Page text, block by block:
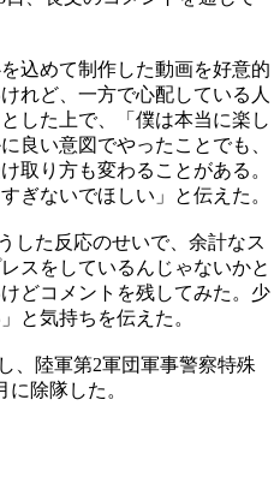
込めて制作した動画を好意的
れど、一方で心配している人
した上で、「僕は本当に楽し
良い意図でやったことでも、
取り方も変わることがある。
ぎないでほしい」と伝えた。
した反応のせいで、余計なス
スをしているんじゃないかと
どコメントを残してみた。少
と気持ちを伝えた。
、陸軍第2軍団軍事警察特殊
除隊した。